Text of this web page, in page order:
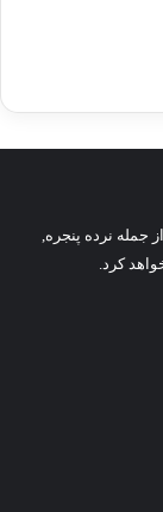
جمله نرده پنجره,
کرد.